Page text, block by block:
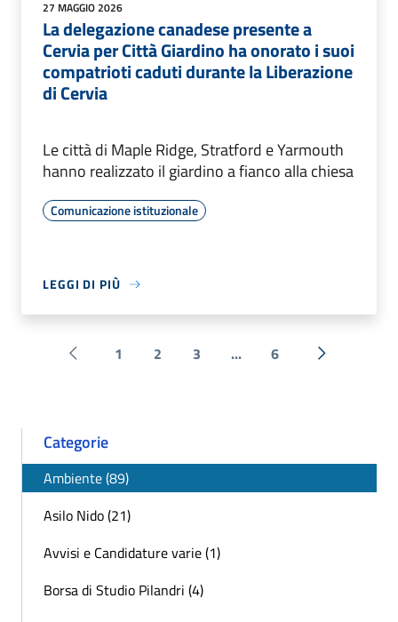
27 MAGGIO 2026
La delegazione canadese presente a
Cervia per Città Giardino ha onorato i suoi
compatrioti caduti durante la Liberazione
di Cervia
Le città di Maple Ridge, Stratford e Yarmouth
hanno realizzato il giardino a fianco alla chiesa
Comunicazione istituzionale
LEGGI DI PIÙ
Pagina precedente
1 2 3 ... 6 Successiva
Categorie
Ambiente (89)
Asilo Nido (21)
Avvisi e Candidature varie (1)
Borsa di Studio Pilandri (4)